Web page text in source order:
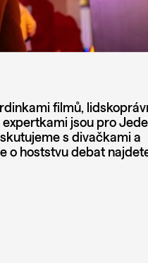
filmů,
jsou pro
s divačkami a
o hoststvu debat